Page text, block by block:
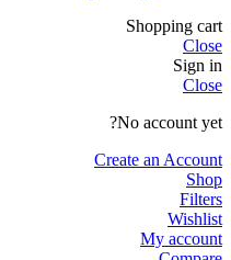
Shopping cart
Close
Sign in
Close
No account yet?
Create an Account
Shop
Filters
Wishlist
My account